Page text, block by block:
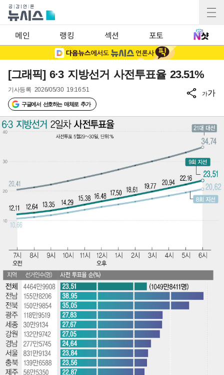
메인 랭킹 섹션 포토
[그래픽] 6·3 지방선거 사전투표율 23.51%
기사등록 2026/05/30 19:16:51
구글에서 선호하는 매체로 추가
가가